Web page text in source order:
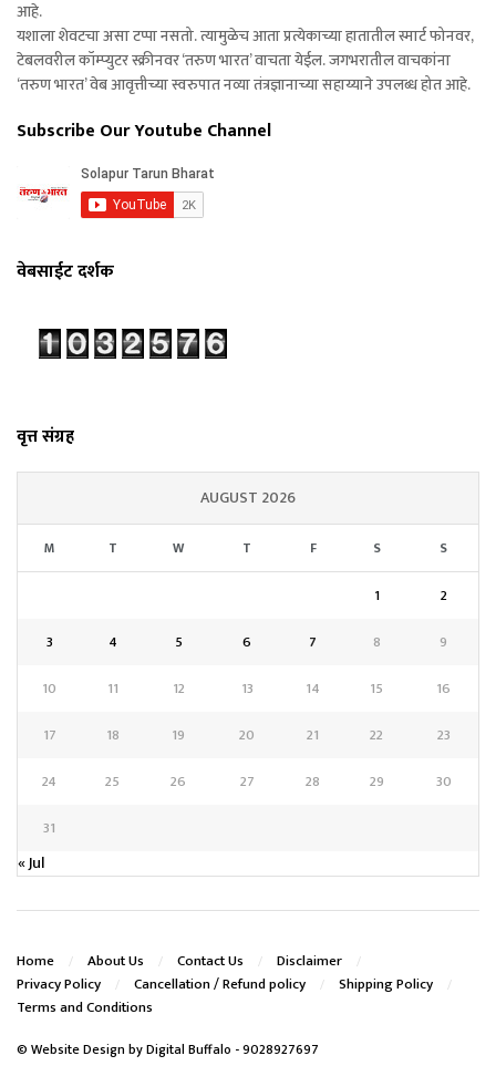
आहे.
यशाला शेवटचा असा टप्पा नसतो. त्यामुळेच आता प्रत्येकाच्या हातातील स्मार्ट फोनवर,
टेबलवरील कॉम्प्युटर स्क्रीनवर ‘तरुण भारत’ वाचता येईल. जगभरातील वाचकांना
‘तरुण भारत’ वेब आवृत्तीच्या स्वरुपात नव्या तंत्रज्ञानाच्या सहाय्याने उपलब्ध होत आहे.
Subscribe Our Youtube Channel
वेबसाईट दर्शक
वृत्त संग्रह
AUGUST 2026
M T W T F S S
1
2
3
4 5 6 7 8
9
10
11 12 13 14 15
16
17
18 19 20 21 22
23
24
25 26 27 28 29
30
31
« Jul
Home About Us Contact Us
Disclaimer
Privacy Policy
Cancellation / Refund policy
Shipping Policy
Terms and Conditions
© Website Design byDigital Buffalo - 9028927697